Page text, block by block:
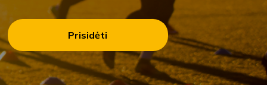
Prisidėti